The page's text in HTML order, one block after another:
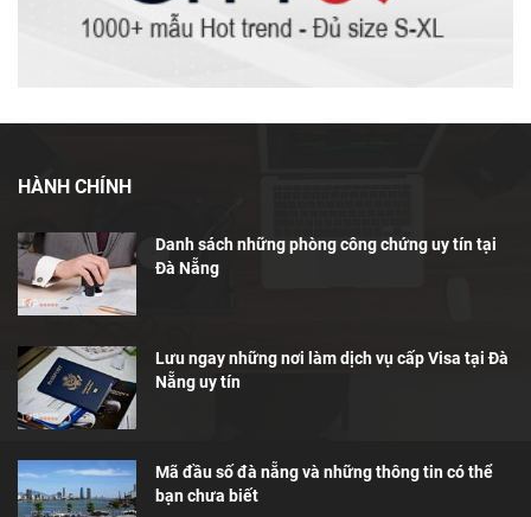
HÀNH CHÍNH
Danh sách những phòng công chứng uy tín tại
Đà Nẵng
Lưu ngay những nơi làm dịch vụ cấp Visa tại Đà
Nẵng uy tín
Mã đầu số đà nẵng và những thông tin có thể
bạn chưa biết